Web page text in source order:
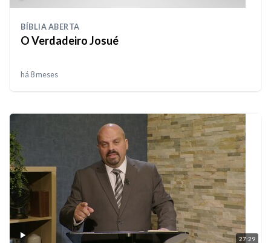
BÍBLIA ABERTA
O Verdadeiro Josué
há 8 meses
27:29